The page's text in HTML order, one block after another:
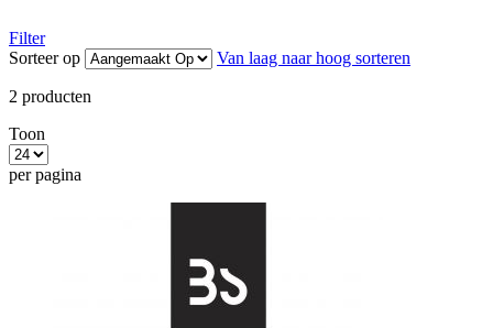
Filter
Sorteer op
Van laag naar hoog sorteren
2 producten
Toon
per pagina